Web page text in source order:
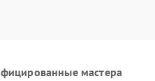
мастера